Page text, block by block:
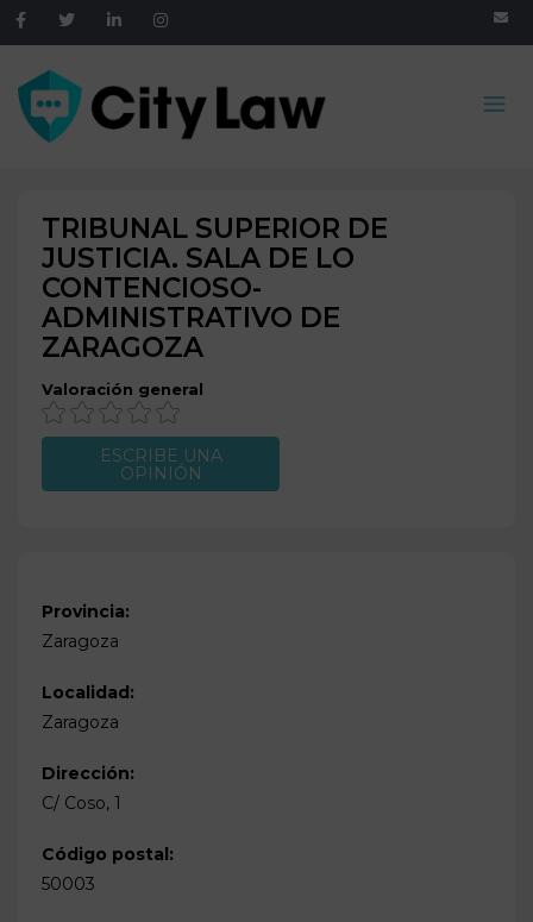
TRIBUNAL SUPERIOR DE
JUSTICIA. SALA DE LO
CONTENCIOSO-
ADMINISTRATIVO DE
ZARAGOZA
Valoración general
ESCRIBE UNA
OPINIÓN
Provincia:
Zaragoza
Localidad:
Zaragoza
Dirección:
C/ Coso, 1
Código postal:
50003